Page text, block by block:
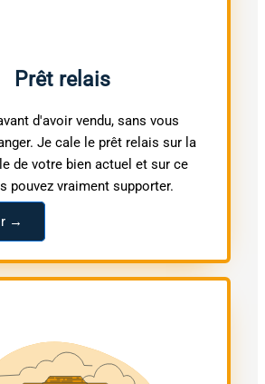
Prêt relais
d'avoir vendu, sans vous
Je cale le prêt relais sur la
de votre bien actuel et sur ce
pouvez vraiment supporter.
→